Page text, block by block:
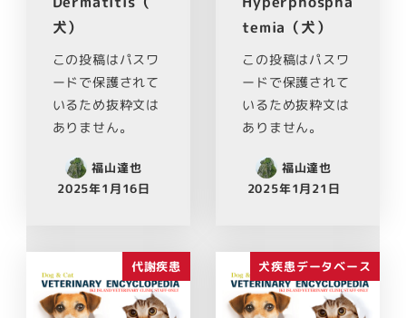
犬）
この投稿はパスワ
ードで保護されて
いるため抜粋文は
ありません。
福山達也
2025年1月16日
temia（犬）
この投稿はパスワ
ードで保護されて
いるため抜粋文は
ありません。
福山達也
2025年1月21日
代謝疾患 犬疾患データベース